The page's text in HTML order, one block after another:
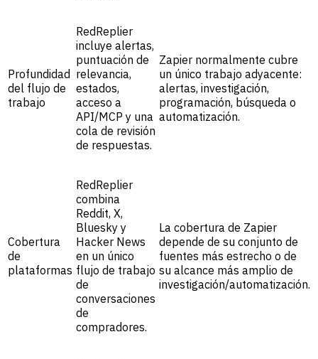
Profundidad
del flujo de
trabajo
RedReplier
incluye alertas,
puntuación de
relevancia,
estados,
acceso a
API/MCP y una
cola de revisión
de respuestas.
Zapier normalmente cubre
un único trabajo adyacente:
alertas, investigación,
programación, búsqueda o
automatización.
Cobertura
de
plataformas
RedReplier
combina
Reddit, X,
Bluesky y
Hacker News
en un único
flujo de trabajo
de
conversaciones
de
compradores.
La cobertura de Zapier
depende de su conjunto de
fuentes más estrecho o de
su alcance más amplio de
investigación/automatización.